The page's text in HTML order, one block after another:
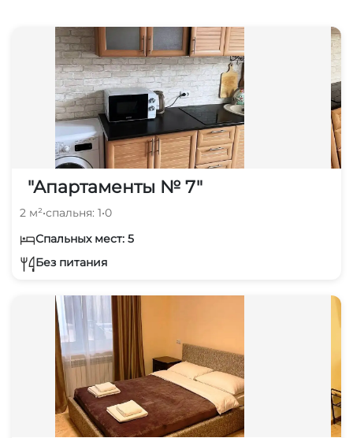
"Апартаменты № 7"
2 м²•спальня: 1•0
Спальных мест: 5
Без питания